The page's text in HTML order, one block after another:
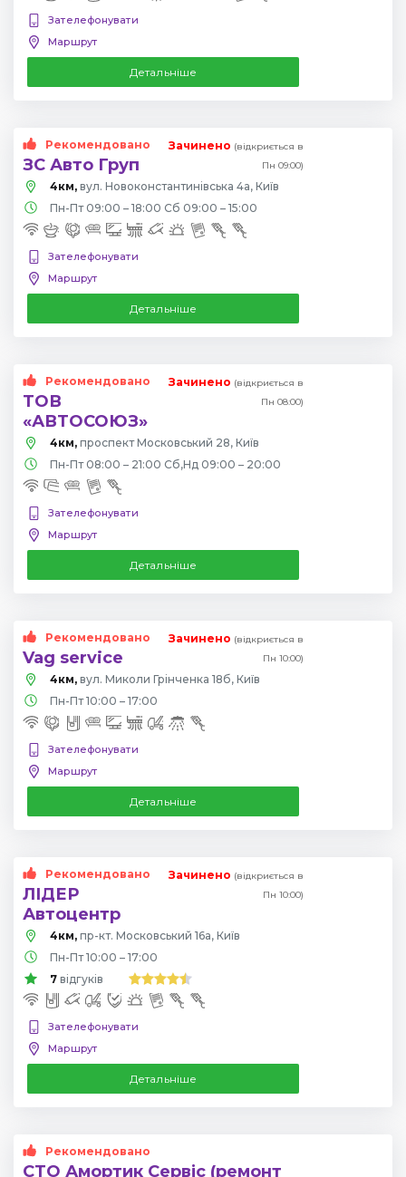
Зателефонувати
Маршрут
Детальніше
Рекомендовано
ЗС Авто Груп
Зачинено (відкриється в
Пн 09:00)
4км, вул. Новоконстантинівська 4а, Київ
Пн-Пт 09:00 – 18:00 Сб 09:00 – 15:00
Зателефонувати
Маршрут
Детальніше
Рекомендовано
ТОВ
«АВТОСОЮЗ»
Зачинено (відкриється в
Пн 08:00)
4км, проспект Московський 28, Київ
Пн-Пт 08:00 – 21:00 Сб,Нд 09:00 – 20:00
Зателефонувати
Маршрут
Детальніше
Рекомендовано
Vag service
Зачинено (відкриється в
Пн 10:00)
4км, вул. Миколи Грінченка 18б, Київ
Пн-Пт 10:00 – 17:00
Зателефонувати
Маршрут
Детальніше
Рекомендовано
ЛІДЕР
Автоцентр
Зачинено (відкриється в
Пн 10:00)
4км, пр-кт. Московський 16а, Київ
Пн-Пт 10:00 – 17:00
7 відгуків
Зателефонувати
Маршрут
Детальніше
Рекомендовано
СТО Амортик Сервіс (ремонт